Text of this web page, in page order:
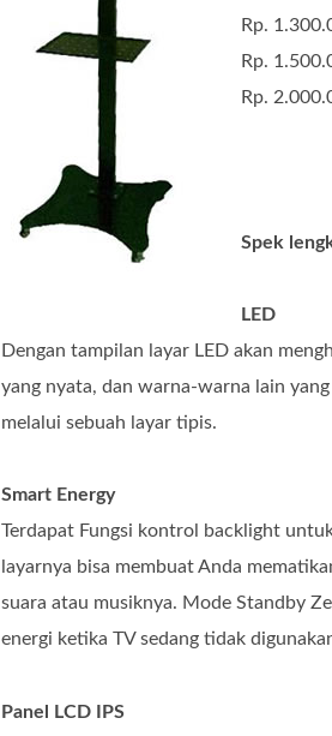
Rp.
Rp.
Rp.
Spek
LED
Dengan tampilan layar LED akan
yang nyata, dan warna-warna lain
melalui sebuah layar tipis.
Smart Energy
Terdapat Fungsi kontrol backlight
layarnya bisa membuat Anda
suara atau musiknya. Mode Standby
energi ketika TV sedang tidak
Panel LCD IPS